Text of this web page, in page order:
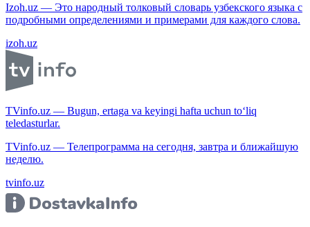
Izoh.uz — Это народный толковый словарь узбекского языка с
подробными определениями и примерами для каждого слова.
izoh.uz
TVinfo.uz — Bugun, ertaga va keyingi hafta uchun to‘liq
teledasturlar.
TVinfo.uz — Телепрограмма на сегодня, завтра и ближайшую
неделю.
tvinfo.uz